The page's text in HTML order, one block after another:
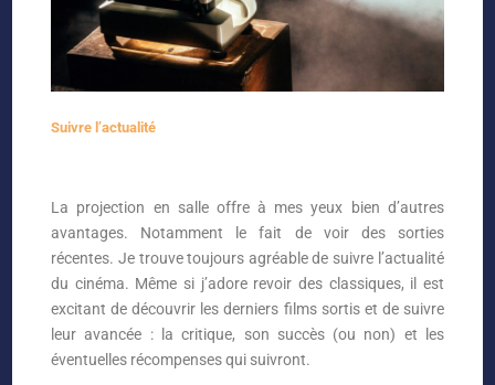
Suivre l’actualité
La projection en salle offre à mes yeux bien d’autres
avantages. Notamment le fait de voir des sorties
récentes. Je trouve toujours agréable de suivre l’actualité
du cinéma. Même si j’adore revoir des classiques, il est
excitant de découvrir les derniers films sortis et de suivre
leur avancée : la critique, son succès (ou non) et les
éventuelles récompenses qui suivront.